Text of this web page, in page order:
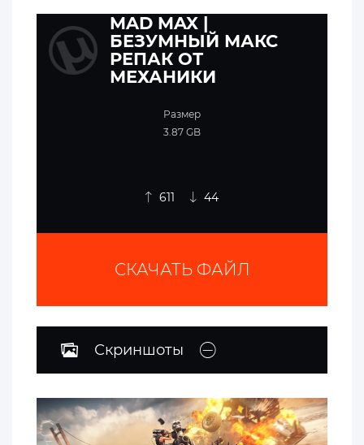
MAD MAX |
БЕЗУМНЫЙ МАКС
РЕПАК ОТ
МЕХАНИКИ
Размер
3.87 GB
611 44
СКАЧАТЬ ФАЙЛ
Скриншоты